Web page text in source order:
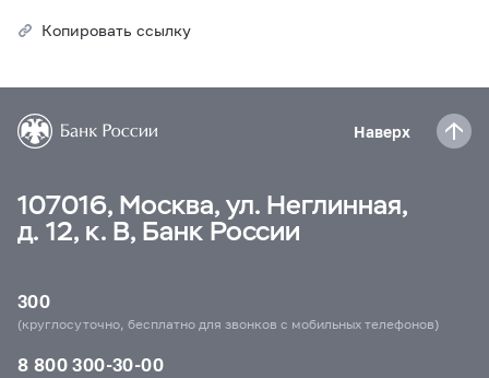
Копировать ссылку
Наверх
107016, Москва, ул. Неглинная,
д. 12, к. В, Банк России
300
(круглосуточно, бесплатно для звонков с мобильных телефонов)
8 800 300-30-00